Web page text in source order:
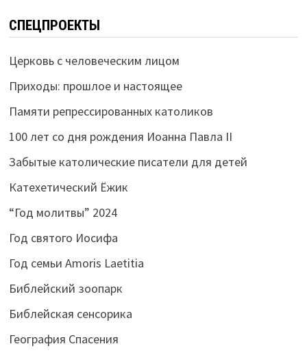
СПЕЦПРОЕКТЫ
Церковь с человеческим лицом
Приходы: прошлое и настоящее
Памяти репрессированных католиков
100 лет со дня рождения Иоанна Павла II
Забытые католические писатели для детей
Катехетический Ёжик
“Год молитвы” 2024
Год святого Иосифа
Год семьи Amoris Laetitia
Библейский зоопарк
Библейская сенсорика
География Спасения